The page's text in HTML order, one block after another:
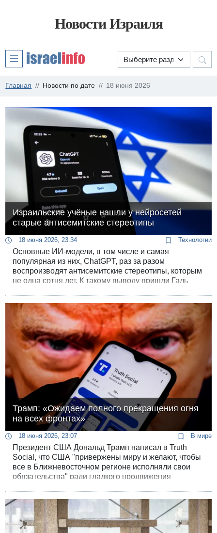
Новости Израиля
Главная Новости по дате 18 июня 2026
Израильские учёные нашли у нейросетей
старые антисемитские стереотипы
18 июня 2026, 23:34 Технологии
Основные ИИ-модели, в том числе и самая
популярная из них, ChatGPT, раз за разом
воспроизводят антисемитские стереотипы, которым
не одна сотня лет. К такому выводу пришли Галь
Трамп: «Ожидаем полного прекращения огня
на всех фронтах»
18 июня 2026, 23:07 В мире
Президент США Дональд Трамп написал в Truth
Social, что США "привержены миру и желают, чтобы
все в Ближневосточном регионе исполняли свои
обязательства" ради гладкого продвижения